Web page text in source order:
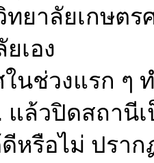
ยาลัยเกษตร
เอง
นช่วงแรก ๆ
แล้วปิดสถานี
ดีหรือไม่ ปร